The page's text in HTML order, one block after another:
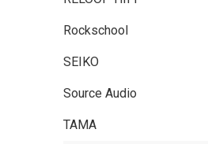
Rockschool
SEIKO
Source Audio
TAMA